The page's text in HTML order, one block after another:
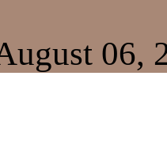
06,